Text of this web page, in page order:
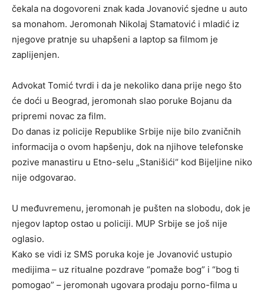
čekala na dogovoreni znak kada Jovanović sjedne u auto
sa monahom. Jeromonah Nikolaj Stamatović i mladić iz
njegove pratnje su uhapšeni a laptop sa filmom je
zaplijenjen.
Advokat Tomić tvrdi i da je nekoliko dana prije nego što
će doći u Beograd, jeromonah slao poruke Bojanu da
pripremi novac za film.
Do danas iz policije Republike Srbije nije bilo zvaničnih
informacija o ovom hapšenju, dok na njihove telefonske
pozive manastiru u Etno-selu „Stanišići“ kod Bijeljine niko
nije odgovarao.
U međuvremenu, jeromonah je pušten na slobodu, dok je
njegov laptop ostao u policiji. MUP Srbije se još nije
oglasio.
Kako se vidi iz SMS poruka koje je Jovanović ustupio
medijima – uz ritualne pozdrave “pomaže bog” i “bog ti
pomogao” – jeromonah ugovara prodaju porno-filma u